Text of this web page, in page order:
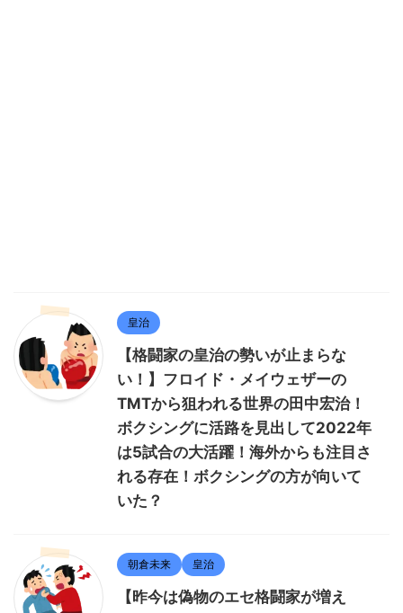
皇治
【格闘家の皇治の勢いが止まらな
い！】フロイド・メイウェザーの
TMTから狙われる世界の田中宏治！
ボクシングに活路を見出して2022年
は5試合の大活躍！海外からも注目さ
れる存在！ボクシングの方が向いて
いた？
朝倉未来 皇治
【昨今は偽物のエセ格闘家が増え